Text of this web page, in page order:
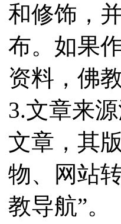
和修饰，
布。如果
资料，佛
3.文章来
文章，其
物、网站
教导航”。